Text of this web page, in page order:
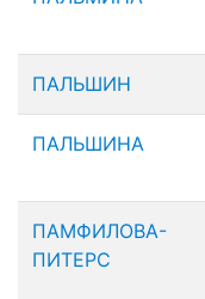
ПАЛЬШИН
ПАЛЬШИНА
ПАМФИЛОВА-
ПИТЕРС